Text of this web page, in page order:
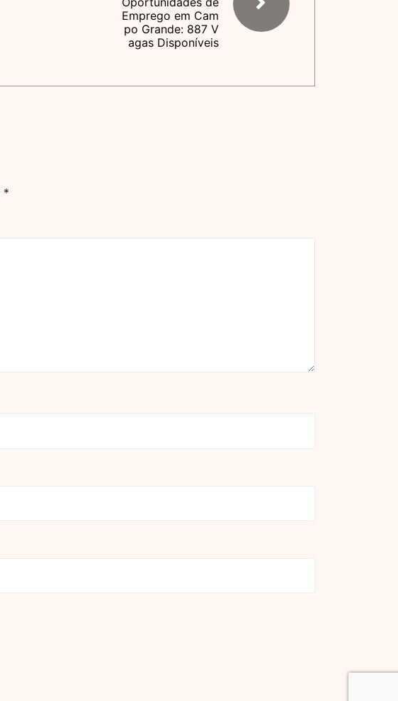
Emprego em Cam
po Grande: 887 V
agas Disponíveis
*